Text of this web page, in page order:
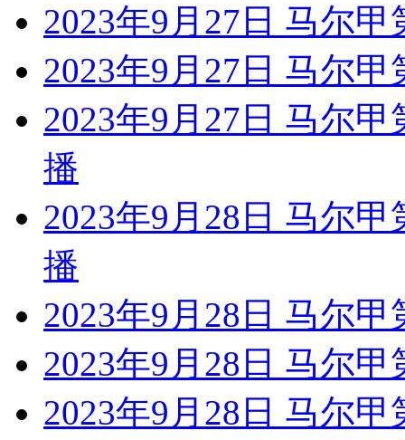
2023年9月27日 马尔
2023年9月27日 马尔
2023年9月27日 马尔
播
2023年9月28日 马尔
播
2023年9月28日 马尔
2023年9月28日 马尔
2023年9月28日 马尔